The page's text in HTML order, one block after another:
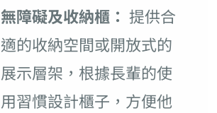
無障礙及收納櫃： 提供合
適的收納空間或開放式的
展示層架，根據長輩的使
用習慣設計櫃子，方便他